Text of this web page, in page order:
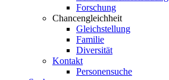
Forschung
Chancengleichheit
Gleichstellung
Familie
Diversität
Kontakt
Personensuche